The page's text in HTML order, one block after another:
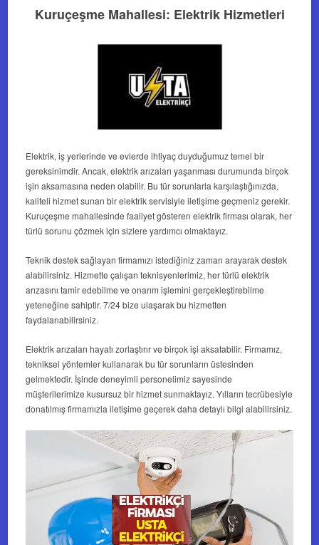
Kuruçeşme Mahallesi: Elektrik Hizmetleri
Elektrik, iş yerlerinde ve evlerde ihtiyaç duyduğumuz temel bir
gereksinimdir. Ancak, elektrik arızaları yaşanması durumunda birçok
işin aksamasına neden olabilir. Bu tür sorunlarla karşılaştığınızda,
kaliteli hizmet sunan bir elektrik servisiyle iletişime geçmeniz gerekir.
Kuruçeşme mahallesinde faaliyet gösteren elektrik firması olarak, her
türlü sorunu çözmek için sizlere yardımcı olmaktayız.
Teknik destek sağlayan firmamızı istediğiniz zaman arayarak destek
alabilirsiniz. Hizmette çalışan teknisyenlerimiz, her türlü elektrik
arızasını tamir edebilme ve onarım işlemini gerçekleştirebilme
yeteneğine sahiptir. 7/24 bize ulaşarak bu hizmetten
faydalanabilirsiniz.
Elektrik arızaları hayatı zorlaştırır ve birçok işi aksatabilir. Firmamız,
tekniksel yöntemler kullanarak bu tür sorunların üstesinden
gelmektedir. İşinde deneyimli personelimiz sayesinde
müşterilerimize kusursuz bir hizmet sunmaktayız. Yılların tecrübesiyle
donatılmış firmamızla iletişime geçerek daha detaylı bilgi alabilirsiniz.